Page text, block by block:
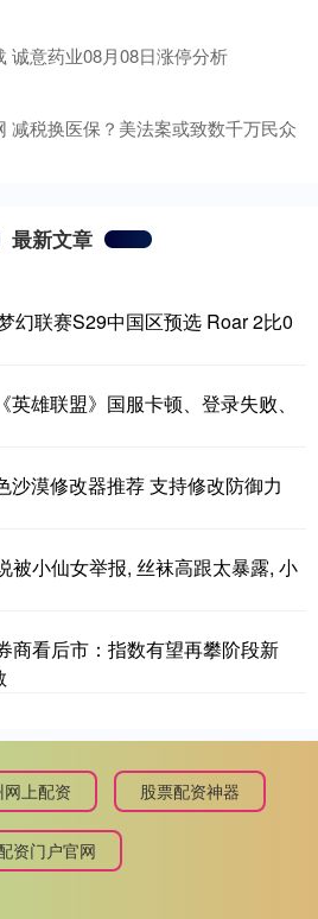
诚意药业08月08日涨停分析
减税换医保？美法案或致数千万民众
最新文章
幻联赛S29中国区预选 Roar 2比0
雄联盟》国服卡顿、登录失败、
沙漠修改器推荐 支持修改防御力
被小仙女举报, 丝袜高跟太暴露, 小
商看后市：指数有望再攀阶段新
上配资 股票配资神器
资门户官网